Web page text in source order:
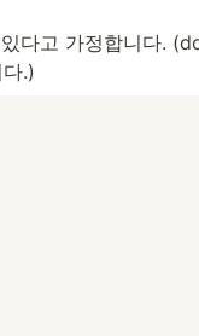
다고 가정합니다.
.)